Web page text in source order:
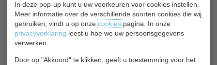
In deze pop-up kunt u uw voorkeuren voor cookies instellen.
Meer informatie over de verschillende soorten cookies die wij
gebruiken, vindt u op onzecookiespagina. In onze
privacyverklaring leest u hoe we uw persoonsgegevens
verwerken.
Door op "Akkoord" te klikken, geeft u toestemming voor het